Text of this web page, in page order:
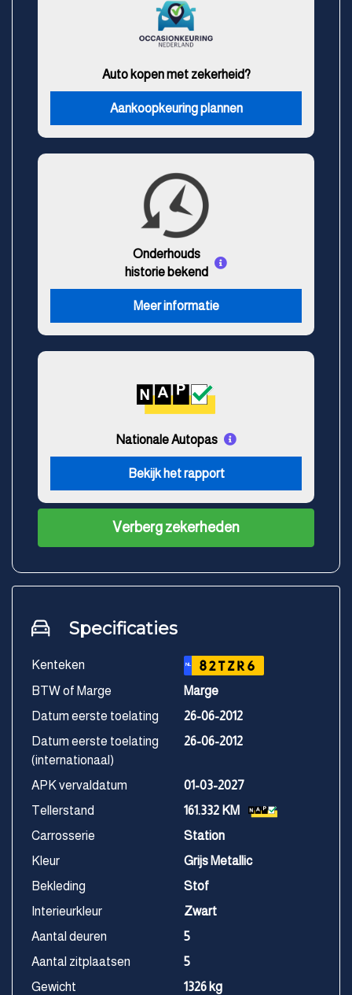
Auto kopen met zekerheid?
Aankoopkeuring plannen
Onderhouds
historie bekend
Meer informatie
Nationale Autopas
Bekijk het rapport
Verberg zekerheden
Specificaties
Kenteken NL 82TZR6
BTW of Marge
Marge
Datum eerste toelating
26-06-2012
Datum eerste toelating
(internationaal)
26-06-2012
APK vervaldatum
01-03-2027
Tellerstand
161.332 KM
Carrosserie
Station
Kleur
Grijs Metallic
Bekleding
Stof
Interieurkleur
Zwart
Aantal deuren
5
Aantal zitplaatsen
5
Gewicht
1326 kg